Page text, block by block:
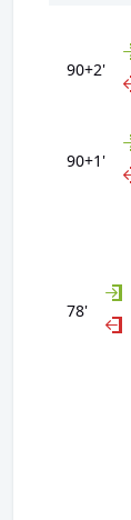
90+2'
90+1'
78'